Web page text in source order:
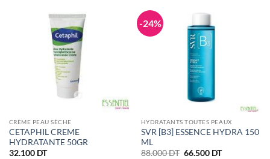
CRÈME PEAU SÈCHE
CETAPHIL CREME
HYDRATANTE 50GR
32.100 DT
-24%
HYDRATANTS TOUTES PEAUX
SVR [B3] ESSENCE HYDRA 150
ML
88.000DT Le
66.500 DTLe